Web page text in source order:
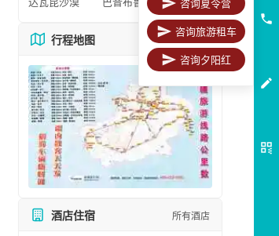
行程地图 更多地图
酒店住宿 所有酒店
咨询夏令营
咨询旅游租车
咨询夕阳红